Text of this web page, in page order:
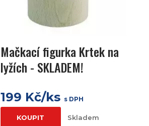
Mačkací figurka Krtek na
lyžích - SKLADEM!
199 Kč/ks s DPH
KOUPIT Skladem